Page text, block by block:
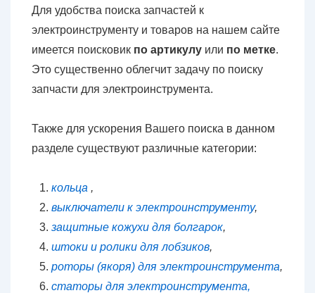
Для удобства поиска запчастей к
электроинструменту и товаров на нашем сайте
имеется поисковик по артикулу или по метке.
Это существенно облегчит задачу по поиску
запчасти для электроинструмента.
Также для ускорения Вашего поиска в данном
разделе существуют различные категории:
кольца ,
выключатели к электроинструменту,
защитные кожухи для болгарок,
штоки и ролики для лобзиков,
роторы (якоря) для электроинструмента,
статоры для электроинструмента,